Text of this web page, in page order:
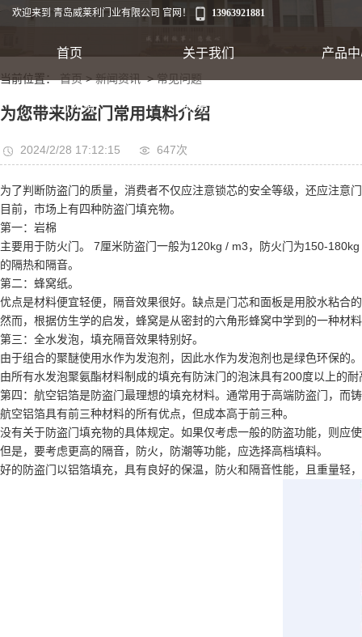
欢迎来到 青岛威莱利门业有限公司 官网！ 13963921881
首页 关于我们 产品
快速软帘门
快速堆积门
防火卷帘门
公司环境 联系我们
当前位置：首页>新闻资讯>常见问题
为您带来防盗门常用填料介绍
2024/2/28 17:12:15 647次
为了判断防盗门的质量，消费者不仅应注意锁芯的安全等级，还应注意
目前，市场上有四种防盗门填充物。
第一：岩棉
主要用于防火门。 7厘米防盗门一般为120kg / m3，防火门为150-
的隔热和隔音。
第二：蜂窝纸。
优点是材料便宜轻便，隔音效果很好。缺点是门芯和面板是用胶水粘合
然而，根据仿生学的启发，蜂窝是从密封的六角形蜂窝中学到的一种材
第三：全水发泡，填充隔音效果特别好。
由于组合的聚醚使用水作为发泡剂，因此水作为发泡剂也是绿色环保的。
由所有水发泡聚氨酯材料制成的填充有防沫门的泡沫具有200度以上的
第四：航空铝箔是防盗门最理想的填充材料。通常用于高端防盗门，而
航空铝箔具有前三种材料的所有优点，但成本高于前三种。
没有关于防盗门填充物的具体规定。如果仅考虑一般的防盗功能，则应
但是，要考虑更高的隔音，防火，防潮等功能，应选择高档填料。
好的防盗门以铝箔填充，具有良好的保温，防火和隔音性能，且重量轻